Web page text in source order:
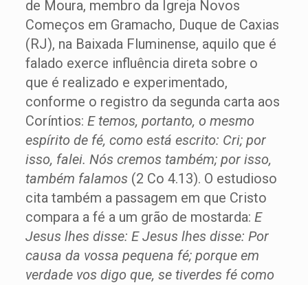
de Moura, membro da Igreja Novos
Começos em Gramacho, Duque de Caxias
(RJ), na Baixada Fluminense, aquilo que é
falado exerce influência direta sobre o
que é realizado e experimentado,
conforme o registro da segunda carta aos
Coríntios: E temos, portanto, o mesmo
espírito de fé, como está escrito: Cri; por
isso, falei. Nós cremos também; por isso,
também falamos (2 Co 4.13). O estudioso
cita também a passagem em que Cristo
compara a fé a um grão de mostarda: E
Jesus lhes disse: E Jesus lhes disse: Por
causa da vossa pequena fé; porque em
verdade vos digo que, se tiverdes fé como